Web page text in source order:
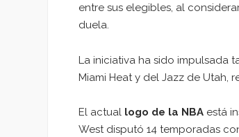
entre sus elegibles, al
duela.
La iniciativa ha sido impulsada
Miami Heat y del Jazz de Utah,
El actual logo de la NBA está
West disputó 14 temporadas